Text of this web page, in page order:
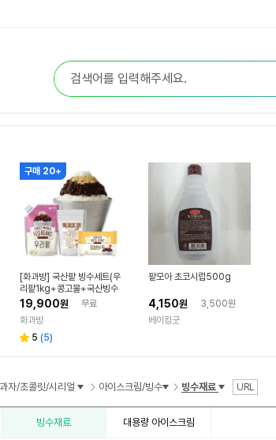
합
검
색
구매 20+
[화과방] 국산팥 빙수세트(우
리팥1kg+콩고물+국산빙수
떡) 대두식품 여름디저트 빙
수팥 간식 빙수토핑
19,900원
무료
화과방
별 5 리
(5)
팥모아 초코시럽500g
4,150원
3,500원
베이킹굿
과자/초콜릿/시리얼 아이스크림/빙수 빙수재료 URL
빙수재료 대용량 아이스크림